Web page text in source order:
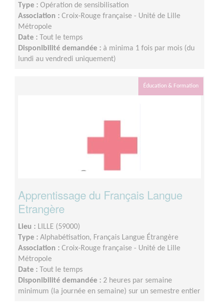
Type : Opération de sensibilisation
Association : Croix-Rouge française - Unité de Lille
Métropole
Date : Tout le temps
Disponibilité demandée : à minima 1 fois par mois (du
lundi au vendredi uniquement)
Éducation & Formation
Apprentissage du Français Langue
Etrangère
Lieu : LILLE (59000)
Type : Alphabétisation, Français Langue Étrangère
Association : Croix-Rouge française - Unité de Lille
Métropole
Date : Tout le temps
Disponibilité demandée : 2 heures par semaine
minimum (la journée en semaine) sur un semestre entier